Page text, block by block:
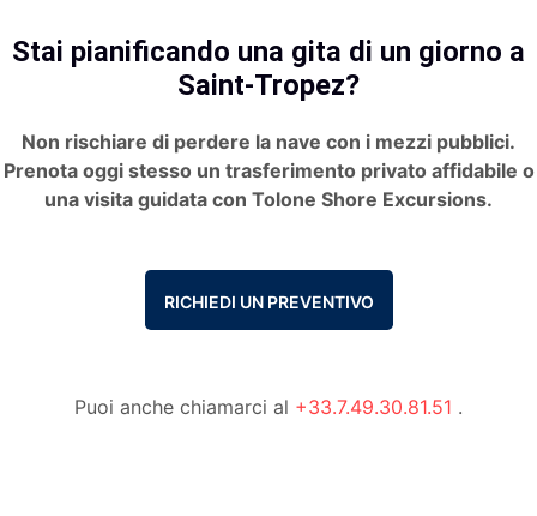
Stai pianificando una gita di un giorno a
Saint-Tropez?
Non rischiare di perdere la nave con i mezzi pubblici.
Prenota oggi stesso un trasferimento privato affidabile o
una visita guidata con Tolone Shore Excursions.
RICHIEDI UN PREVENTIVO
Puoi anche chiamarci al +33.7.49.30.81.51 .